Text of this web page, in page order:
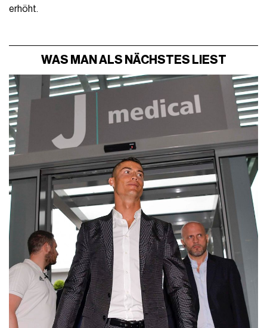
erhöht.
WAS MAN ALS NÄCHSTES LIEST